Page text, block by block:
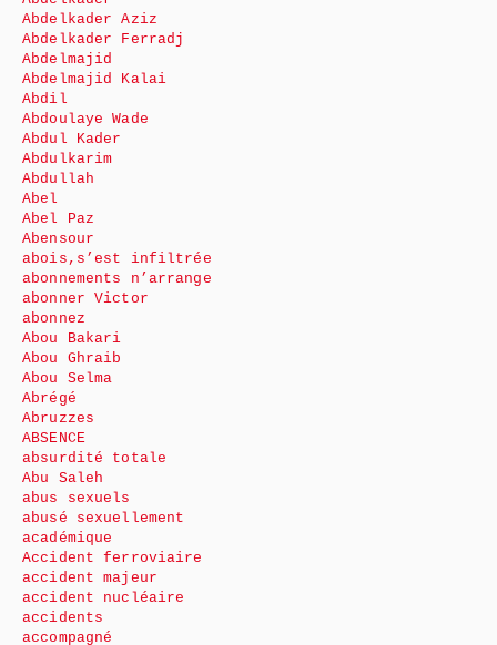
Abdelkader Aziz
Abdelkader Ferradj
Abdelmajid
Abdelmajid Kalai
Abdil
Abdoulaye Wade
Abdul Kader
Abdulkarim
Abdullah
Abel
Abel Paz
Abensour
abois,s’est infiltrée
abonnements n’arrange
abonner Victor
abonnez
Abou Bakari
Abou Ghraib
Abou Selma
Abrégé
Abruzzes
ABSENCE
absurdité totale
Abu Saleh
abus sexuels
abusé sexuellement
académique
Accident ferroviaire
accident majeur
accident nucléaire
accidents
accompagné